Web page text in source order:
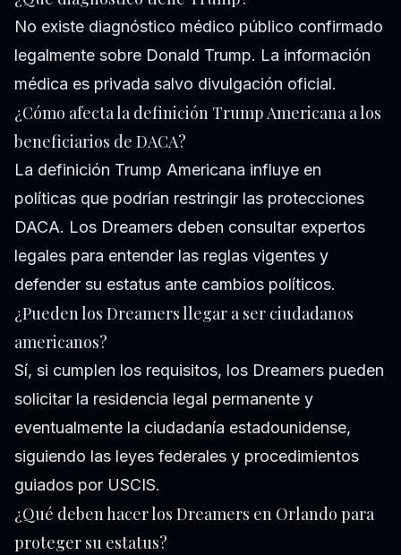
No existe diagnóstico médico público confirmado
legalmente sobre Donald Trump. La información
médica es privada salvo divulgación oficial.
¿Cómo afecta la definición Trump Americana a los
beneficiarios de DACA?
La definición Trump Americana influye en
políticas que podrían restringir las protecciones
DACA. Los Dreamers deben consultar expertos
legales para entender las reglas vigentes y
defender su estatus ante cambios políticos.
¿Pueden los Dreamers llegar a ser ciudadanos
americanos?
Sí, si cumplen los requisitos, los Dreamers pueden
solicitar la residencia legal permanente y
eventualmente la ciudadanía estadounidense,
siguiendo las leyes federales y procedimientos
guiados por USCIS.
¿Qué deben hacer los Dreamers en Orlando para
proteger su estatus?